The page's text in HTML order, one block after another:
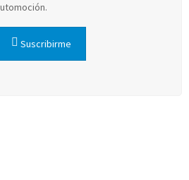
Suscribirme